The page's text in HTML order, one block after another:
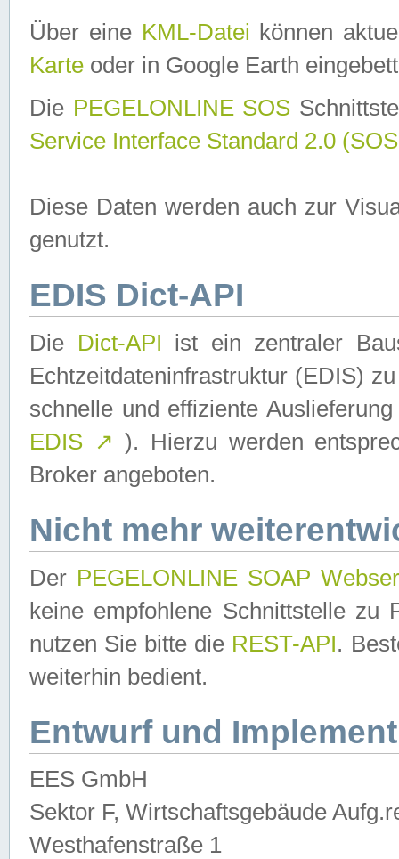
Über eine KML-Datei können
Karte oder in Google Earth
Die PEGELONLINE SOS
Service Interface Standard 2.0
Diese Daten werden auch zur
genutzt.
EDIS Dict-API
Die Dict-API ist ein zentraler
Echtzeitdateninfrastruktur (EDIS)
schnelle und effiziente
EDIS ↗ ). Hierzu werden
Broker angeboten.
Nicht mehr
Der PEGELONLINE SOAP
keine empfohlene Schnittstelle zu
nutzen Sie bitte die REST-API.
weiterhin bedient.
Entwurf und
EES GmbH
Sektor F, Wirtschaftsgebäude
Westhafenstraße 1